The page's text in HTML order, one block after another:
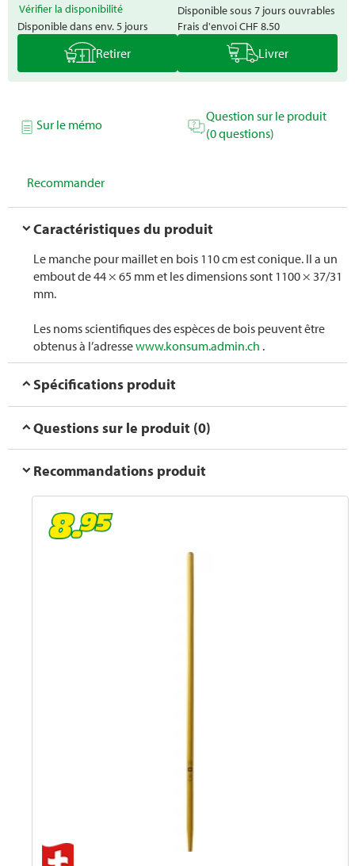
Vérifier la disponibilité
Disponible dans env. 5 jours
Disponible sous 7 jours ouvrables
Frais d'envoiCHF 8.50
Retirer Livrer
Sur le mémo
Question sur le produit
(0 questions)
Recommander
Caractéristiques du produit
Le manche pour maillet en bois 110 cm est conique. Il a un
embout de 44 × 65 mm et les dimensions sont 1100 × 37/31
mm.
Les noms scientifiques des espèces de bois peuvent être
obtenus à l’adressewww.konsum.admin.ch .
Spécifications produit
Questions sur le produit (0)
Recommandations produit